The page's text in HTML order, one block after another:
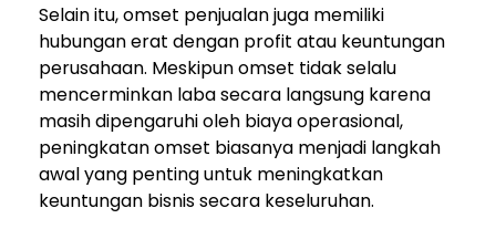
Selain itu, omset penjualan juga memiliki
hubungan erat dengan profit atau keuntungan
perusahaan. Meskipun omset tidak selalu
mencerminkan laba secara langsung karena
masih dipengaruhi oleh biaya operasional,
peningkatan omset biasanya menjadi langkah
awal yang penting untuk meningkatkan
keuntungan bisnis secara keseluruhan.